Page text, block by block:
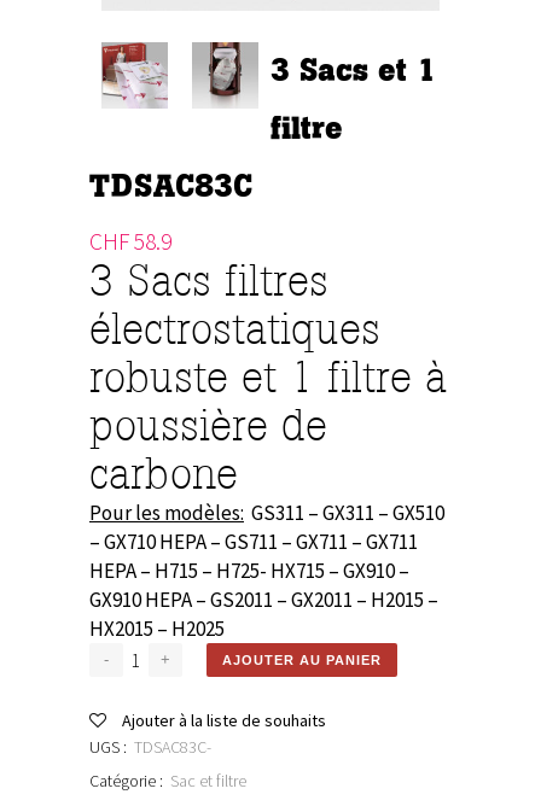
3 Sacs et 1
filtre
TDSAC83C
CHF58.9
3 Sacs filtres
électrostatiques
robuste et 1 filtre à
poussière de
carbone
Pour les modèles: GS311 – GX311 – GX510
– GX710 HEPA – GS711 – GX711 – GX711
HEPA – H715 – H725- HX715 – GX910 –
GX910 HEPA – GS2011 – GX2011 – H2015 –
HX2015 – H2025
AJOUTER AU PANIER
Ajouter à la liste de souhaits
UGS : TDSAC83C-
Catégorie : Sac et filtre